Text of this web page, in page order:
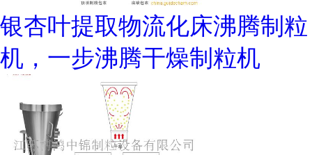
银杏叶提取物流化床沸腾制粒
机，一步沸腾干燥制粒机